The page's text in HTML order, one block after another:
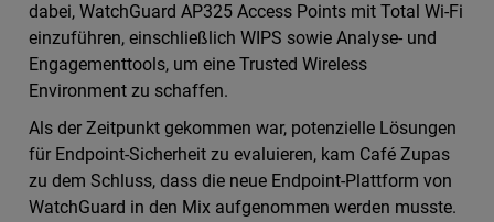
dabei, WatchGuard AP325 Access Points mit Total Wi-Fi
einzuführen, einschließlich WIPS sowie Analyse- und
Engagementtools, um eine Trusted Wireless
Environment zu schaffen.
Als der Zeitpunkt gekommen war, potenzielle Lösungen
für Endpoint-Sicherheit zu evaluieren, kam Café Zupas
zu dem Schluss, dass die neue Endpoint-Plattform von
WatchGuard in den Mix aufgenommen werden musste.